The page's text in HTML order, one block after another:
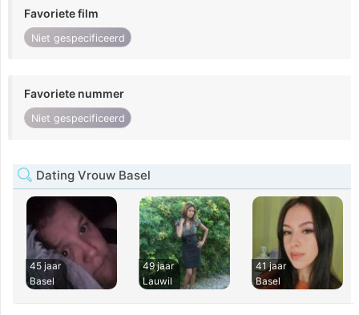
Favoriete film
Niet gespecificeerd
Favoriete nummer
Niet gespecificeerd
Dating Vrouw Basel
45 jaar
Basel
49 jaar
Lauwil
41 jaar
Basel